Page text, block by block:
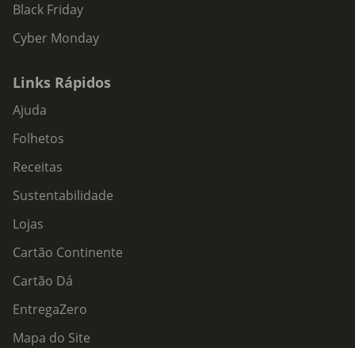
Black Friday
Cyber Monday
Links Rápidos
Ajuda
Folhetos
Receitas
Sustentabilidade
Lojas
Cartão Continente
Cartão Dá
EntregaZero
Mapa do Site